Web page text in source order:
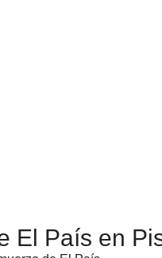
El País en